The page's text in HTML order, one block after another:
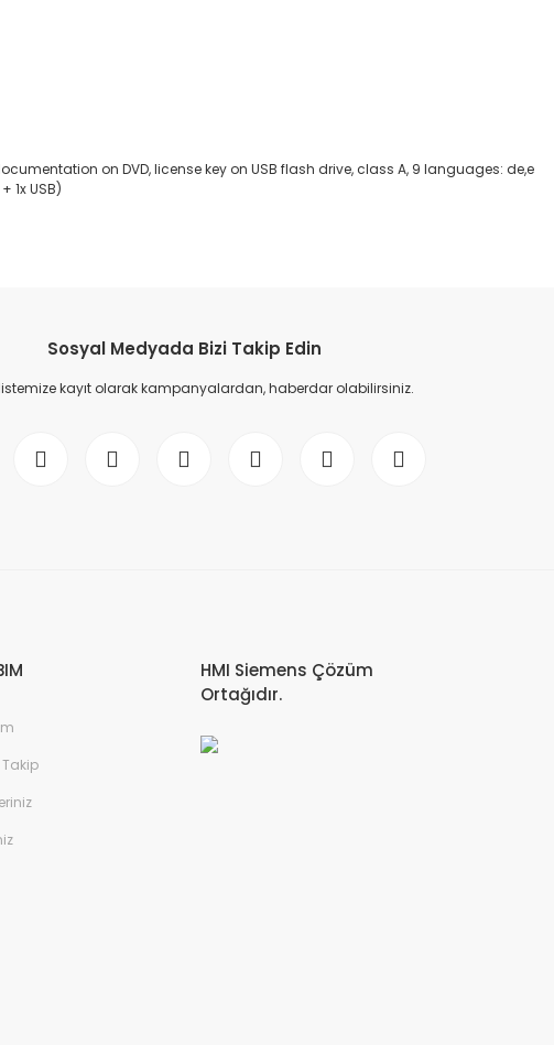
on DVD, license key on USB flash drive, class A, 9 languages: de,e
1x USB)
Sosyal Medyada Bizi Takip Edin
kayıt olarak kampanyalardan, haberdar olabilirsiniz.
HMI Siemens Çözüm
Ortağıdır.